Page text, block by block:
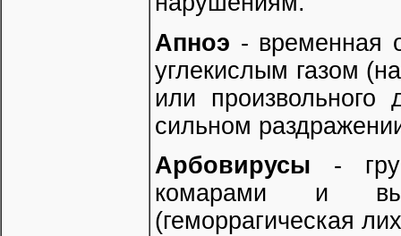
Апноэ - временная
углекислым газом
или
сильном
Арбовирусы -
комарами и
(геморрагическая